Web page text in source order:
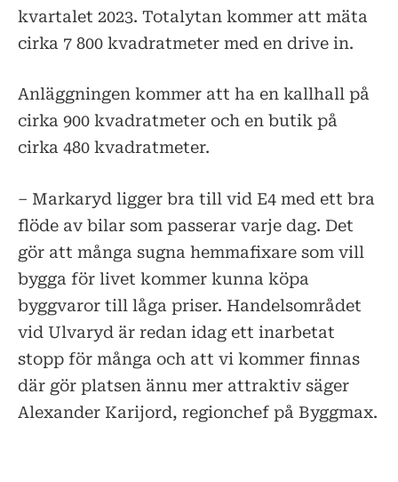
kvartalet 2023. Totalytan kommer att mäta
cirka 7 800 kvadratmeter med en drive in.
Anläggningen kommer att ha en kallhall på
cirka 900 kvadratmeter och en butik på
cirka 480 kvadratmeter.
– Markaryd ligger bra till vid E4 med ett bra
flöde av bilar som passerar varje dag. Det
gör att många sugna hemmafixare som vill
bygga för livet kommer kunna köpa
byggvaror till låga priser. Handelsområdet
vid Ulvaryd är redan idag ett inarbetat
stopp för många och att vi kommer finnas
där gör platsen ännu mer attraktiv säger
Alexander Karijord, regionchef på Byggmax.